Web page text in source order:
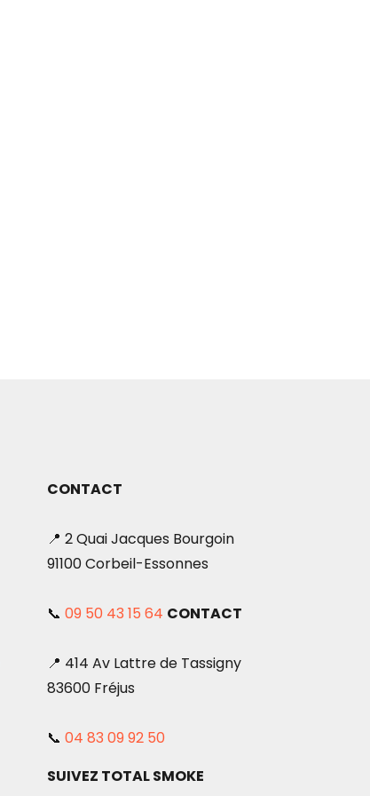
CONTACT
📍 2 Quai Jacques Bourgoin
91100 Corbeil-Essonnes
📞 09 50 43 15 64 CONTACT
📍 414 Av Lattre de Tassigny
83600 Fréjus
📞 04 83 09 92 50
SUIVEZ TOTAL SMOKE